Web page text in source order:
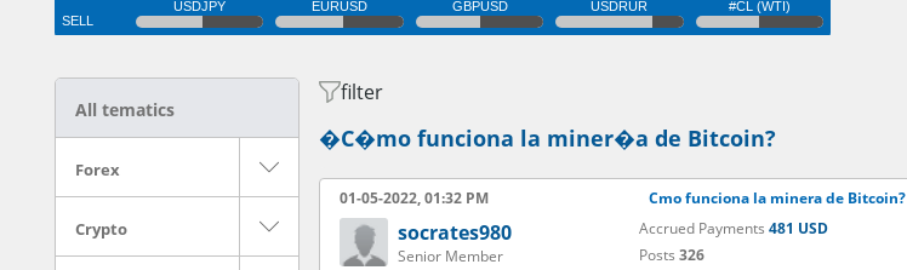
All tematics
Forex
Crypto
filter
�C�mo funciona la miner�a de Bitcoin?
01-05-2022, 01:32 PM Cmo funciona la minera de Bitcoin?
socrates980
Senior Member
Accrued Payments 481 USD
Posts 326